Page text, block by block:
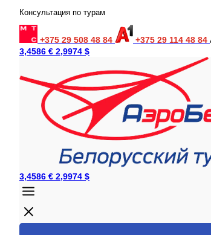
Консультация по турам
+375 29 508 48 84 +375 29 114 48 84
3,4586 € 2,9974 $
3,4586 € 2,9974 $